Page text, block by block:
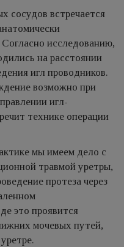
сосудов встречается
исследованию,
на расстоянии
игл проводников.
возможно при
игл-
технике операции
мы имеем дело с
травмой уретры,
протеза через
это проявится
мочевых путей,